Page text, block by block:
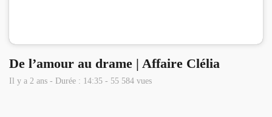
De l’amour au drame | Affaire Clélia
Il y a 2 ans - Durée : 14:35 - 55 584 vues